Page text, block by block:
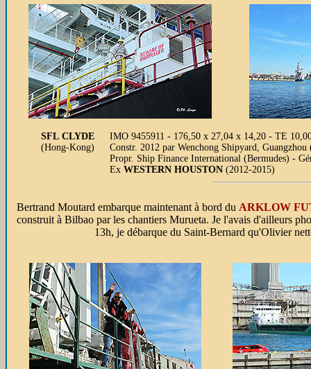
SFL CLYDE
(Hong-Kong)
IMO 9455911 - 176,50 x 27,04 x 14,20 - TE
Constr. 2012 par Wenchong Shipyard,
Propr. Ship Finance International (Bermudes) -
Ex WESTERN HOUSTON (2012-2015)
Bertrand Moutard embarque maintenant à bord du ARKLOW
construit à Bilbao par les chantiers Murueta. Je l'avais d'ailleurs
13h, je débarque du Saint-Bernard qu'Olivier nettoie au